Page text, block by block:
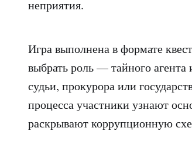
неприятия.
Игра выполнена в формате
выбрать роль — тайного
судьи, прокурора или
процесса участники узнают
раскрывают коррупционную